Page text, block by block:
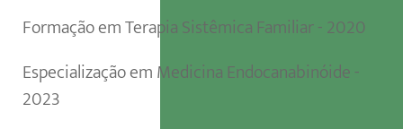
Formação em Terapia Sistêmica Familiar - 2020
Especialização em Medicina Endocanabinóide -
2023